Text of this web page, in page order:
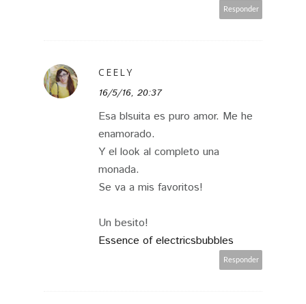
Responder
CEELY
16/5/16, 20:37
Esa blsuita es puro amor. Me he
enamorado.
Y el look al completo una
monada.
Se va a mis favoritos!
Un besito!
Essence of electricsbubbles
Responder